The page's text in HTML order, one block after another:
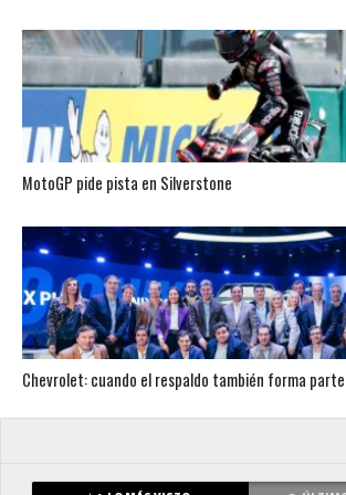
MotoGP pide pista en Silverstone
Chevrolet: cuando el respaldo también forma